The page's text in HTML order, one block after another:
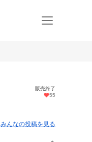
販売終了
55
みんなの投稿を見る